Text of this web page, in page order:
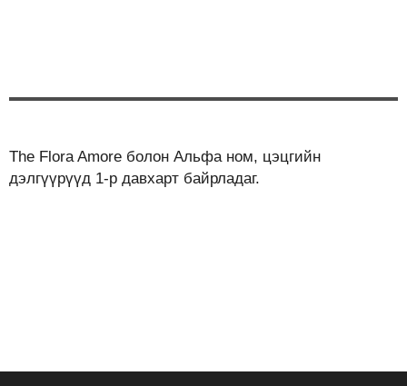
The Flora Amore болон Альфа ном, цэцгийн
дэлгүүрүүд 1-р давхарт байрладаг.